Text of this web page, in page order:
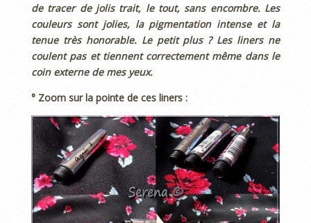
de tracer de jolis trait, le tout, sans encombre. Les
couleurs sont jolies, la pigmentation intense et la
tenue très honorable. Le petit plus ? Les liners ne
coulent pas et tiennent correctement même dans le
coin externe de mes yeux.
° Zoom sur la pointe de ces liners :